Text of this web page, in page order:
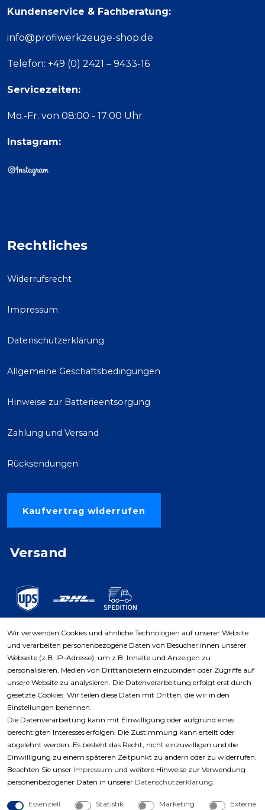
Kundenservice & Fachberatung:
info@profiwerkzeuge-shop.de
Telefon: +49 (0) 2421 – 9433-16
Servicezeiten:
Mo.-Fr. von 08:00 - 17:00 Uhr
Instagram:
Rechtliches
Widerrufsrecht
Impressum
Datenschutzerklärung
Allgemeine Geschäftsbedingungen
Hinweise zur Batterieentsorgung
Zahlung und Versand
Rücksendungen
Kaufvertrag widerrufen
Versand
Zahlungsarten
Wir verwenden Cookies und ähnliche Technologien auf unserer Website
und verarbeiten personenbezogene Daten von Besucher:innen unserer
Webseite (z.B. IP-Adresse), um z.B. Inhalte und Anzeigen zu
personalisieren, Medien von Drittanbietern einzubinden oder Zugriffe auf
unsere Website zu analysieren. Die Datenverarbeitung erfolgt erst durch
gesetzte Cookies. Wir teilen diese Daten mit Dritten, die wir in den
Einstellungen benennen.
Die Datenverarbeitung kann mit Einwilligung oder aufgrund eines
berechtigten Interesses erfolgen. Die Zustimmung kann erteilt oder
abgelehnt werden. Es besteht das Recht, nicht einzuwilligen und die
Einwilligung zu einem späteren Zeitpunkt zu ändern oder zu widerrufen.
Beachten Sie unser Impressum und weitere Hinweise zur Verwendung
personenbezogener Daten in unserer Daten­schutz­erklärung.
Essenziell Statistik Marketing Externe